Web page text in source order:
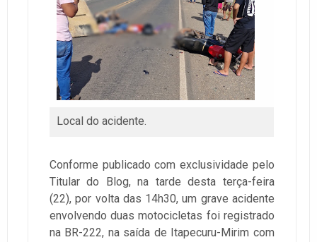
Local do acidente.
Conforme publicado com exclusividade pelo
Titular do Blog, na tarde desta terça-feira
(22), por volta das 14h30, um grave acidente
envolvendo duas motocicletas foi registrado
na BR-222, na saída de Itapecuru-Mirim com